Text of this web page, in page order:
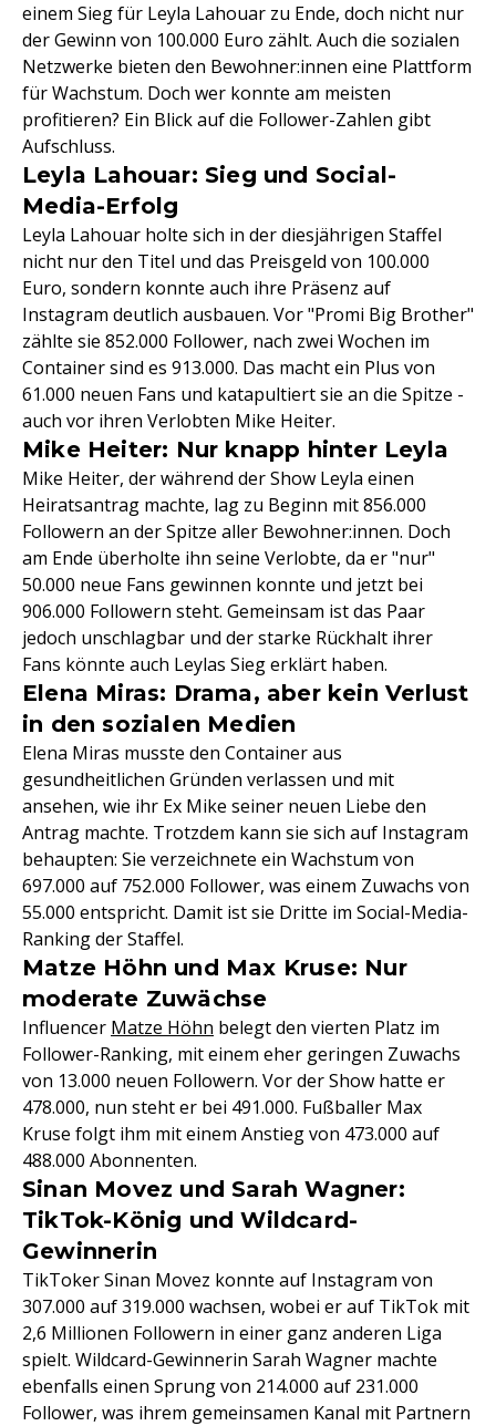
einem Sieg für Leyla Lahouar zu Ende, doch nicht nur
der Gewinn von 100.000 Euro zählt. Auch die sozialen
Netzwerke bieten den Bewohner:innen eine Plattform
für Wachstum. Doch wer konnte am meisten
profitieren? Ein Blick auf die Follower-Zahlen gibt
Aufschluss.
Leyla Lahouar: Sieg und Social-
Media-Erfolg
Leyla Lahouar holte sich in der diesjährigen Staffel
nicht nur den Titel und das Preisgeld von 100.000
Euro, sondern konnte auch ihre Präsenz auf
Instagram deutlich ausbauen. Vor "Promi Big Brother"
zählte sie 852.000 Follower, nach zwei Wochen im
Container sind es 913.000. Das macht ein Plus von
61.000 neuen Fans und katapultiert sie an die Spitze -
auch vor ihren Verlobten Mike Heiter.
Mike Heiter: Nur knapp hinter Leyla
Mike Heiter, der während der Show Leyla einen
Heiratsantrag machte, lag zu Beginn mit 856.000
Followern an der Spitze aller Bewohner:innen. Doch
am Ende überholte ihn seine Verlobte, da er "nur"
50.000 neue Fans gewinnen konnte und jetzt bei
906.000 Followern steht. Gemeinsam ist das Paar
jedoch unschlagbar und der starke Rückhalt ihrer
Fans könnte auch Leylas Sieg erklärt haben.
Elena Miras: Drama, aber kein Verlust
in den sozialen Medien
Elena Miras musste den Container aus
gesundheitlichen Gründen verlassen und mit
ansehen, wie ihr Ex Mike seiner neuen Liebe den
Antrag machte. Trotzdem kann sie sich auf Instagram
behaupten: Sie verzeichnete ein Wachstum von
697.000 auf 752.000 Follower, was einem Zuwachs von
55.000 entspricht. Damit ist sie Dritte im Social-Media-
Ranking der Staffel.
Matze Höhn und Max Kruse: Nur
moderate Zuwächse
Influencer Matze Höhn belegt den vierten Platz im
Follower-Ranking, mit einem eher geringen Zuwachs
von 13.000 neuen Followern. Vor der Show hatte er
478.000, nun steht er bei 491.000. Fußballer Max
Kruse folgt ihm mit einem Anstieg von 473.000 auf
488.000 Abonnenten.
Sinan Movez und Sarah Wagner:
TikTok-König und Wildcard-
Gewinnerin
TikToker Sinan Movez konnte auf Instagram von
307.000 auf 319.000 wachsen, wobei er auf TikTok mit
2,6 Millionen Followern in einer ganz anderen Liga
spielt. Wildcard-Gewinnerin Sarah Wagner machte
ebenfalls einen Sprung von 214.000 auf 231.000
Follower, was ihrem gemeinsamen Kanal mit Partnern